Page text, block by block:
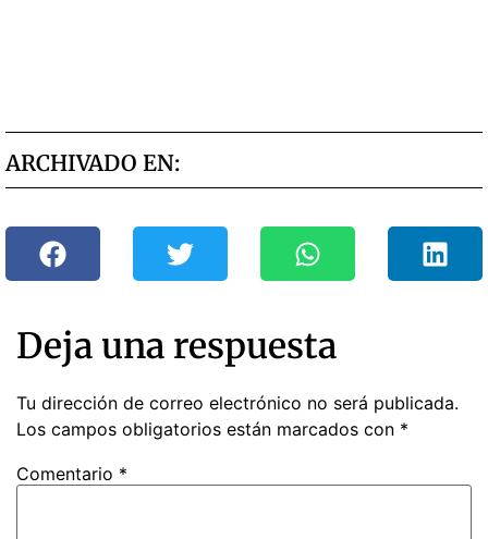
ARCHIVADO EN:
Deja una respuesta
Tu dirección de correo electrónico no será publicada.
Los campos obligatorios están marcados con *
Comentario *